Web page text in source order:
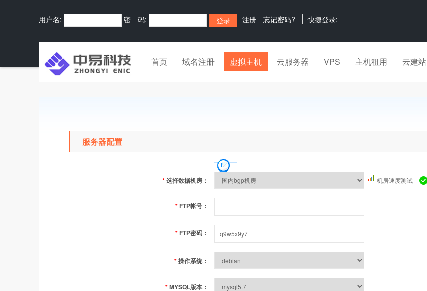
用户名: 密 码: 注册 忘记密码? 快捷登录:
首页 域名注册 虚拟主机 云服务器 VPS 主机租用 云建站
服务器配置
*选择数据机房： 机房速度测试
* FTP帐号：
* FTP密码：
*操作系统：
*MYSQL版本：